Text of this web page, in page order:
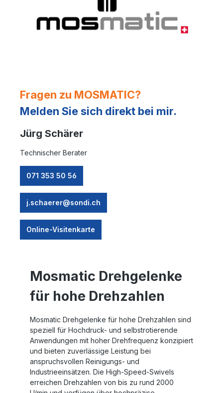
Fragen zu MOSMATIC?
Melden Sie sich direkt bei mir.
Jürg Schärer
Technischer Berater
071 353 50 56
j.schaerer@sondi.ch
Online-Visitenkarte
Mosmatic Drehgelenke
für hohe Drehzahlen
Mosmatic Drehgelenke für hohe Drehzahlen sind
speziell für Hochdruck- und selbstrotierende
Anwendungen mit hoher Drehfrequenz konzipiert
und bieten zuverlässige Leistung bei
anspruchsvollen Reinigungs- und
Industrieeinsätzen. Die High-Speed-Swivels
erreichen Drehzahlen von bis zu rund 2000